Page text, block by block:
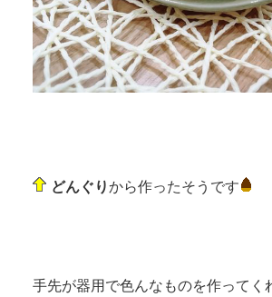
どんぐりから作ったそうです
手先が器用で色んなものを作ってく